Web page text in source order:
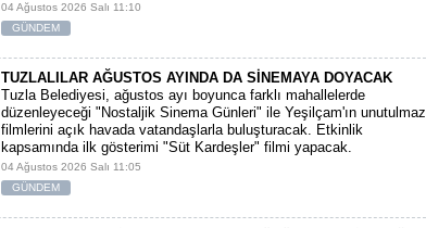
04 Ağustos 2026 Salı 11:10
GÜNDEM
TUZLALILAR AĞUSTOS AYINDA DA SİNEMAYA DOYACAK
Tuzla Belediyesi, ağustos ayı boyunca farklı mahallelerde
düzenleyeceği "Nostaljik Sinema Günleri" ile Yeşilçam'ın unutulmaz
filmlerini açık havada vatandaşlarla buluşturacak. Etkinlik
kapsamında ilk gösterimi "Süt Kardeşler" filmi yapacak.
04 Ağustos 2026 Salı 11:05
GÜNDEM